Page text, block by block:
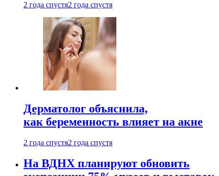
2 года спустя2 года спустя
Дерматолог объяснила,
как беременность влияет на акне
2 года спустя2 года спустя
На ВДНХ планируют обновить